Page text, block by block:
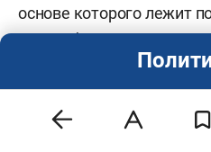
основе которого лежит
разнообразия, уважение
ценности равноправного
понимания нет, то самая
федерация